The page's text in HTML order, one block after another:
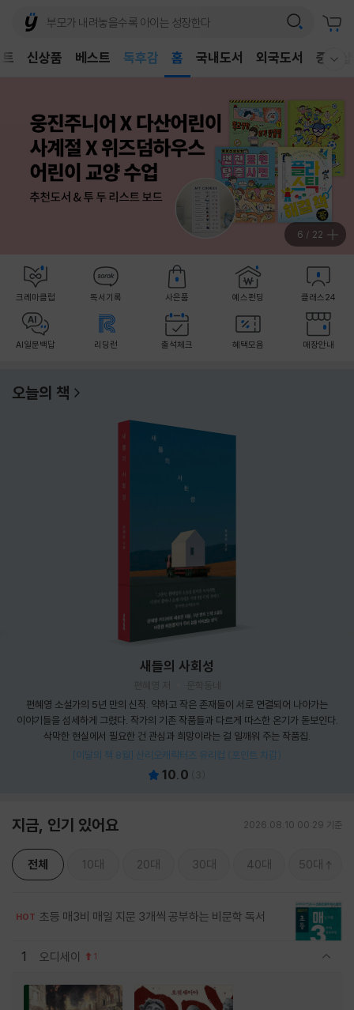
신상품 베스트
어린이
어린이
홈 국내도서 외국도서 중고샵
7 / 22
크레마클럽 독서기록 사은품 예스펀딩 클래스24
AI일문백답 리딩런 출석체크 혜택모음 매장안내
오늘의 책
새들의 사회성
편혜영 소설가의 5년 만의 신작. 약하고 작은 존재들이 서로 연결되어 나아가는
이야기들을 섬세하게 그렸다. 작가의 기존 작품들과 다르게 따스한 온기가 돋보인다.
삭막한 현실에서 필요한 건 관심과 희망이라는 걸 일깨워 주는 작품집.
[이달의 책 8월] 산리오캐릭터즈 유리컵 (포인트 차감)
10.0
지금, 인기 있어요 2026.08.10 00:29 기준
전체 10대 20대 30대 40대 50대
HOT 초등 매3비 매일 지문 3개씩 공부하는 비문학 독서
1 오디세이 1